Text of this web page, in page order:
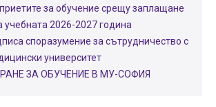
за обучение срещу заплащане
2026-2027 година
споразумение за сътрудничество с
университет
ЗА ОБУЧЕНИЕ В МУ-СОФИЯ